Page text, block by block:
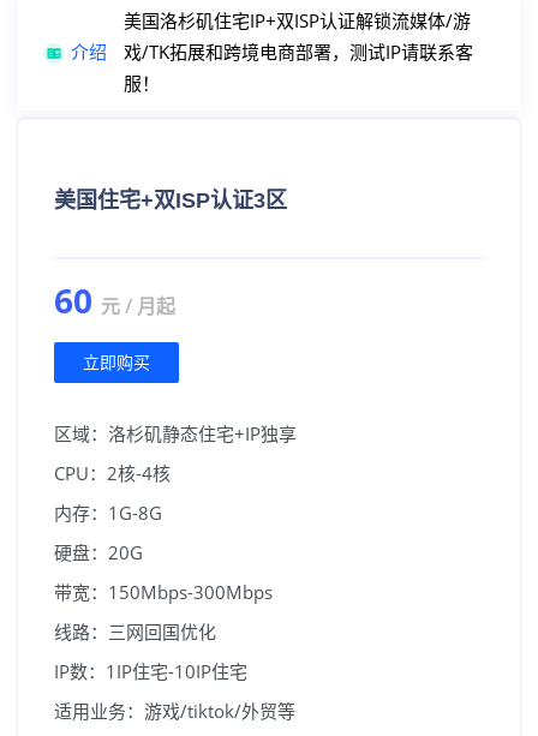
日本东京 广播IP+回国优化线路
介绍
美国洛杉矶住宅IP+双ISP认证解锁流媒体/游
戏/TK拓展和跨境电商部署，测试IP请联系客
服！
美国住宅+双ISP认证3区
60 元 / 月起
立即购买
区域：洛杉矶静态住宅+IP独享
CPU：2核-4核
内存：1G-8G
硬盘：20G
带宽：150Mbps-300Mbps
线路：三网回国优化
IP数：1IP住宅-10IP住宅
适用业务：游戏/tiktok/外贸等